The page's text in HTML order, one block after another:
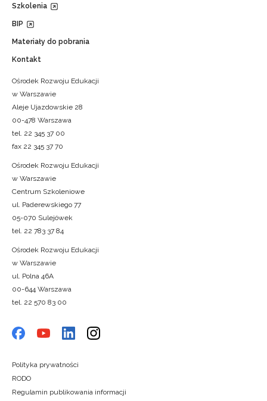
Szkolenia
BIP
Materiały do pobrania
Kontakt
Ośrodek Rozwoju Edukacji
w Warszawie
Aleje Ujazdowskie 28
00-478 Warszawa
tel. 22 345 37 00
fax 22 345 37 70
Ośrodek Rozwoju Edukacji
w Warszawie
Centrum Szkoleniowe
ul. Paderewskiego 77
05-070 Sulejówek
tel. 22 783 37 84
Ośrodek Rozwoju Edukacji
w Warszawie
ul. Polna 46A
00-644 Warszawa
tel. 22 570 83 00
Polityka prywatności
RODO
Regulamin publikowania informacji